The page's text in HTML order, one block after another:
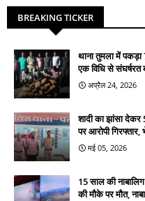
BREAKING TICKER
थाना तुमला में पकड़ा
एक विधि से संघर्षरत
अप्रैल 24, 2026
शादी का झांसा देकर
पर आरोपी
मई 05, 2026
15 साल की
की मौके पर मौत,